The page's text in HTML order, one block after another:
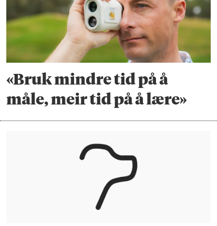
«Bruk mindre tid på å
måle, meir tid på å lære»